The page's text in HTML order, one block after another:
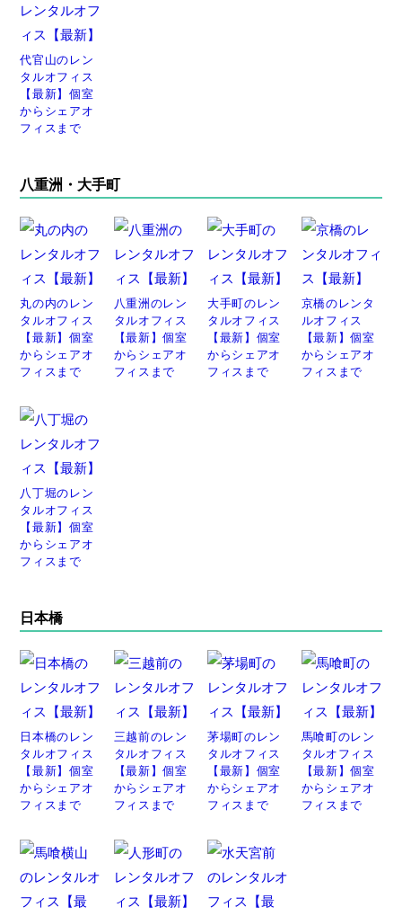
代官山のレン
タルオフィス
【最新】個室
からシェアオ
フィスまで
八重洲・大手町
丸の内のレン
タルオフィス
【最新】個室
からシェアオ
フィスまで
八重洲のレン
タルオフィス
【最新】個室
からシェアオ
フィスまで
大手町のレン
タルオフィス
【最新】個室
からシェアオ
フィスまで
京橋のレンタ
ルオフィス
【最新】個室
からシェアオ
フィスまで
八丁堀のレン
タルオフィス
【最新】個室
からシェアオ
フィスまで
日本橋
日本橋のレン
タルオフィス
【最新】個室
からシェアオ
フィスまで
三越前のレン
タルオフィス
【最新】個室
からシェアオ
フィスまで
茅場町のレン
タルオフィス
【最新】個室
からシェアオ
フィスまで
馬喰町のレン
タルオフィス
【最新】個室
からシェアオ
フィスまで